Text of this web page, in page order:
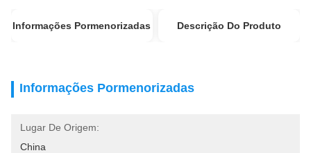
Informações Pormenorizadas Descrição Do Produto
Informações Pormenorizadas
Lugar De Origem:
China